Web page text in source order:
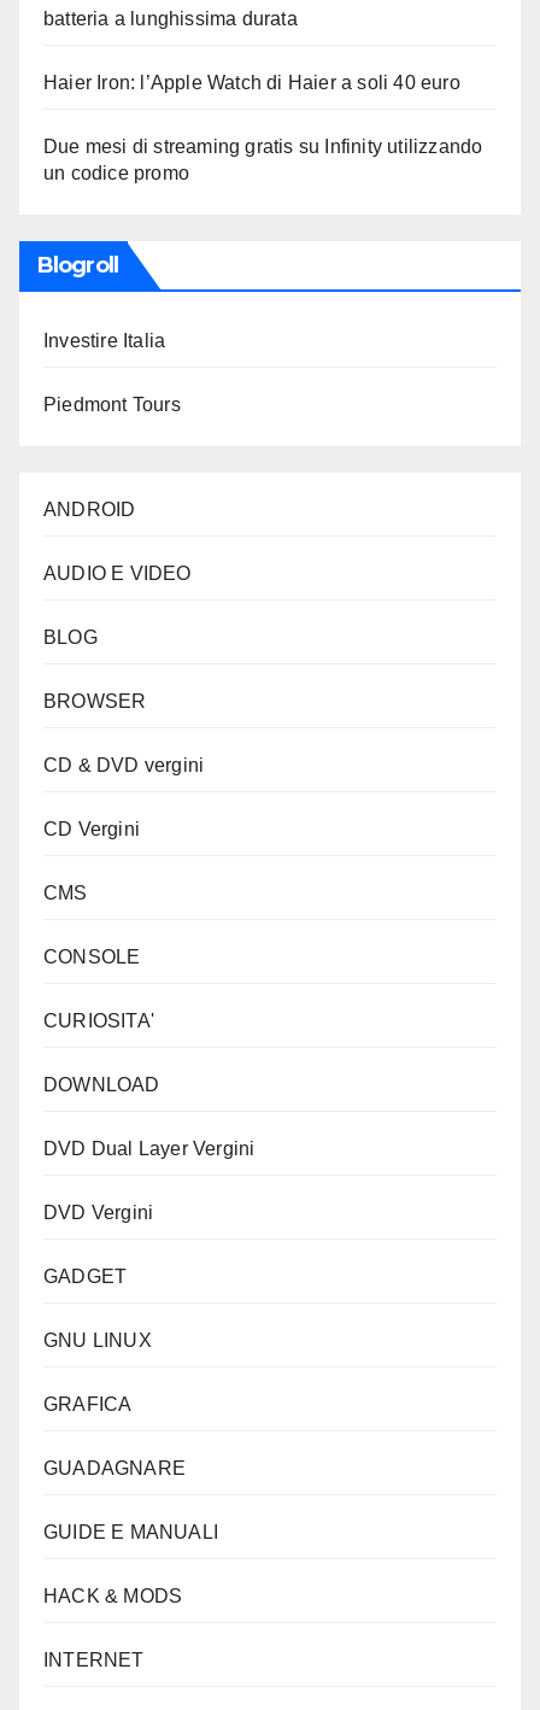
batteria a lunghissima durata
Haier Iron: l’Apple Watch di Haier a soli 40 euro
Due mesi di streaming gratis su Infinity utilizzando
un codice promo
Blogroll
Investire Italia
Piedmont Tours
ANDROID
AUDIO E VIDEO
BLOG
BROWSER
CD & DVD vergini
CD Vergini
CMS
CONSOLE
CURIOSITA'
DOWNLOAD
DVD Dual Layer Vergini
DVD Vergini
GADGET
GNU LINUX
GRAFICA
GUADAGNARE
GUIDE E MANUALI
HACK & MODS
INTERNET